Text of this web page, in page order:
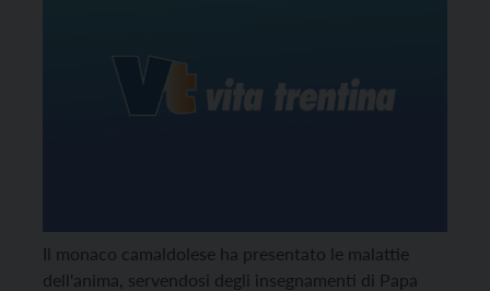
Il monaco camaldolese ha presentato le malattie
dell'anima, servendosi degli insegnamenti di Papa